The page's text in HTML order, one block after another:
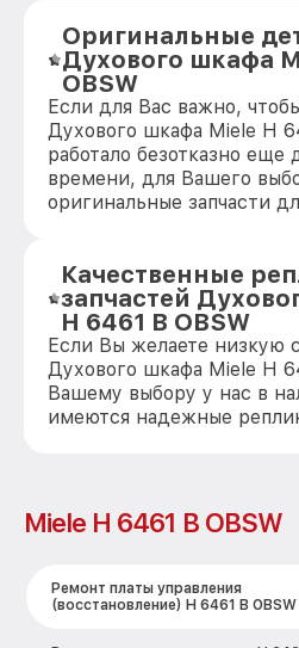
Оригинальные
Духового шкафа
OBSW
Если для Вас важно,
Духового шкафа Miele H
работало безотказно
времени, для Вашего
оригинальные запчасти
Качественные
запчастей
H 6461 B OBSW
Если Вы желаете низкую
Духового шкафа Miele H
Вашему выбору у нас в
имеются надежные
Miele H 6461 B OBSW
Ремонт платы управления
(восстановление) H 6461 B OBSW